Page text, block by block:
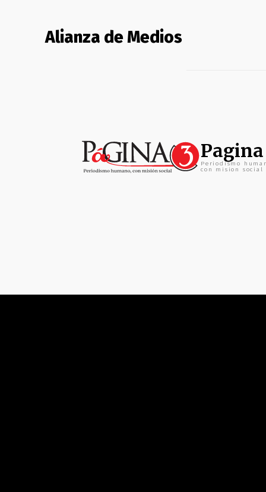
Alianza de Medios
Periodismo
con mision social